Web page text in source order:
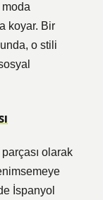
moda
koyar. Bir
o stili
olarak
İspanyol